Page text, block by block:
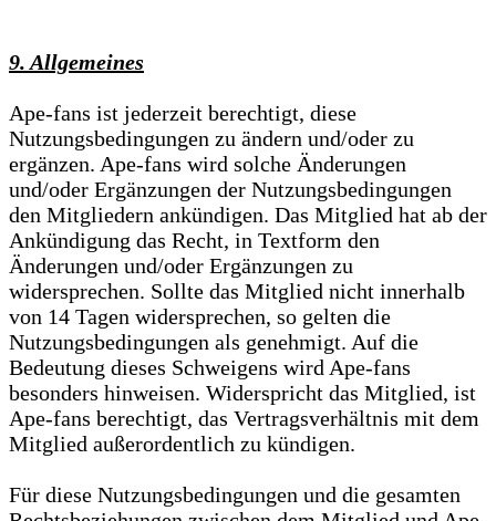
9. Allgemeines
Ape-fans ist jederzeit berechtigt, diese
Nutzungsbedingungen zu ändern und/oder zu
ergänzen. Ape-fans wird solche Änderungen
und/oder Ergänzungen der Nutzungsbedingungen
den Mitgliedern ankündigen. Das Mitglied hat ab der
Ankündigung das Recht, in Textform den
Änderungen und/oder Ergänzungen zu
widersprechen. Sollte das Mitglied nicht innerhalb
von 14 Tagen widersprechen, so gelten die
Nutzungsbedingungen als genehmigt. Auf die
Bedeutung dieses Schweigens wird Ape-fans
besonders hinweisen. Widerspricht das Mitglied, ist
Ape-fans berechtigt, das Vertragsverhältnis mit dem
Mitglied außerordentlich zu kündigen.
Für diese Nutzungsbedingungen und die gesamten